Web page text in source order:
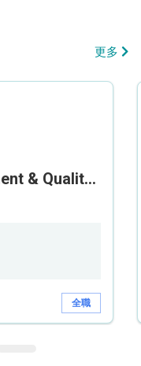
更多
Health Safety, Environment & Quality Assurance Officer (Maternity cover – 5 months contract)
全職